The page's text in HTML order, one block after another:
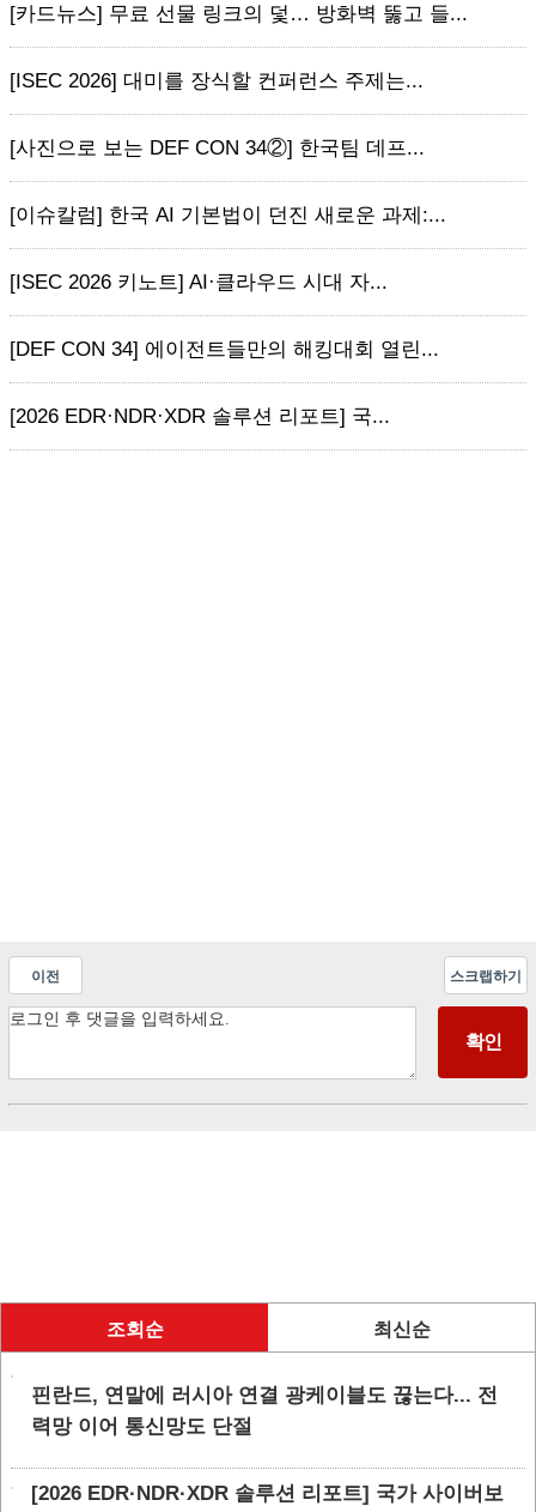
[카드뉴스] 무료 선물 링크의 덫… 방화벽 뚫고 들...
[ISEC 2026] 대미를 장식할 컨퍼런스 주제는...
[사진으로 보는 DEF CON 34②] 한국팀 데프...
[이슈칼럼] 한국 AI 기본법이 던진 새로운 과제:...
[ISEC 2026 키노트] AI·클라우드 시대 자...
[DEF CON 34] 에이전트들만의 해킹대회 열린...
[2026 EDR·NDR·XDR 솔루션 리포트] 국...
이전 스크랩하기
조회순 최신순
핀란드, 연말에 러시아 연결 광케이블도 끊는다... 전
력망 이어 통신망도 단절
[2026 EDR·NDR·XDR 솔루션 리포트] 국가 사이버보